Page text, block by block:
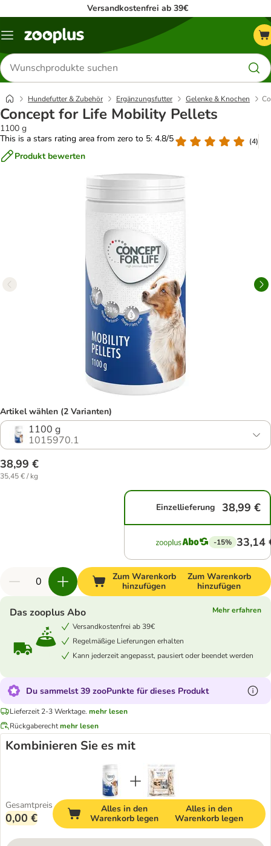
Versandkostenfrei ab 39€
Menü
Produkte
suchen
Hundefutter & Zubehör Ergänzungsfutter Gelenke & Knochen
Concept for Life Mobility Pellets
1100 g
This is a stars rating area from zero to 5: 4.8/5
(4)
Produkt bewerten
Artikel wählen (2 Varianten)
1100 g
1015970.1
38,99 €
35,45 € / kg
Einzellieferung 38,99 €
-15% 33,14
Zum Warenkorb
hinzufügen
Zum Warenkorb
hinzufügen
Das zooplus Abo
Mehr erfahren
Versandkostenfrei ab 39€
Regelmäßige Lieferungen erhalten
Kann jederzeit angepasst, pausiert oder beendet werden
Du sammelst 39 zooPunkte für dieses Produkt
Lieferzeit 2-3 Werktage. mehr lesen
Rückgaberechtmehr lesen
Kombinieren Sie es mit
Gesamtpreis
0,00 €
Alles in den
Warenkorb legen
Alles in den
Warenkorb legen